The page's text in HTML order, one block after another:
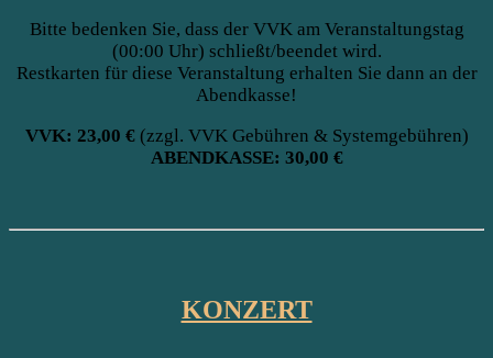
Bitte bedenken Sie, dass der VVK am Veranstaltungstag
(00:00 Uhr) schließt/beendet wird.
Restkarten für diese Veranstaltung erhalten Sie dann an der
Abendkasse!
VVK: 23,00 €(zzgl. VVK Gebühren & Systemgebühren)
ABENDKASSE: 30,00 €
KONZERT